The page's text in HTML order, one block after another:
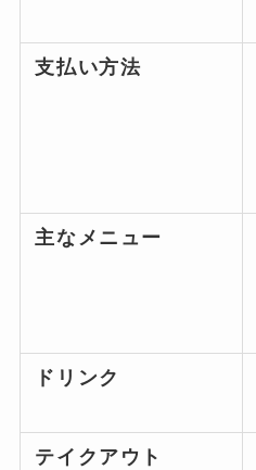
支払い方法
主なメニュー
ドリンク
テイクアウト